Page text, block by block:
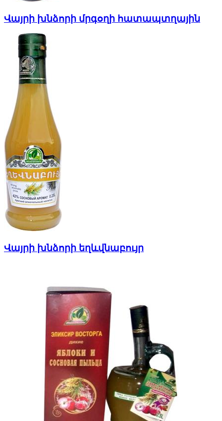
Վայրի խնձորի մրգօղի հատապտղային
Վայրի խնձորի եղևվնաբույր